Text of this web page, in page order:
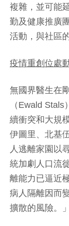
複雜，並可能
勤及健康推廣
活動，與社區
疫情重創位處
無國界醫生在
（Ewald
續衝突和大規
伊圖里、北基
人逃離家園以
統加劇人口流
離能力已逼近
病人隔離因而
擴散的風險。」